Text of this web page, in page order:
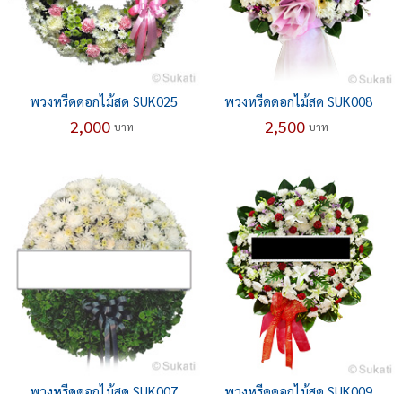
พวงหรีดดอกไม้สด SUK025
2,000 บาท
พวงหรีดดอกไม้สด SUK008
2,500 บาท